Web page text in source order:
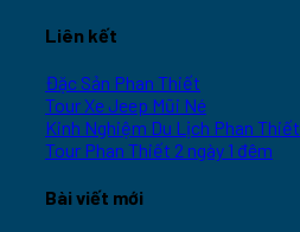
Liên kết
Đặc Sản Phan Thiết
Tour Xe Jeep Mũi Né
Kinh Nghiệm Du Lịch Phan Thiết
Tour Phan Thiết 2 ngày 1 đêm
Bài viết mới